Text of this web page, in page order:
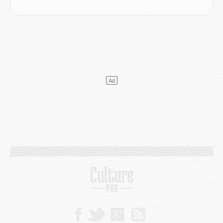
- L'agent de Mika Godts confirme un accord avec le PSG
VENDREDI 31 JUILLET
- Un diffuseur annoncé pour les deux premiers matchs amicaux du PSG
- Le transfert d'Akliouche au PSG bouclé, le montant se précise
- Un retour majeur dans le groupe du PSG
- L'étonnante piste Suzuki confirmée et onéreuse